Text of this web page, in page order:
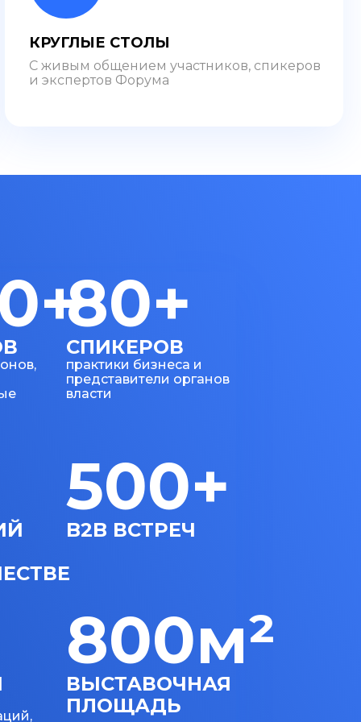
КРУГЛЫЕ СТОЛЫ
С живым общением участников, спикеров
и экспертов Форума
80+
СПИКЕРОВ
практики бизнеса и
представители органов
власти
500+
B2B ВСТРЕЧ
800м²
ВЫСТАВОЧНАЯ
ПЛОЩАДЬ